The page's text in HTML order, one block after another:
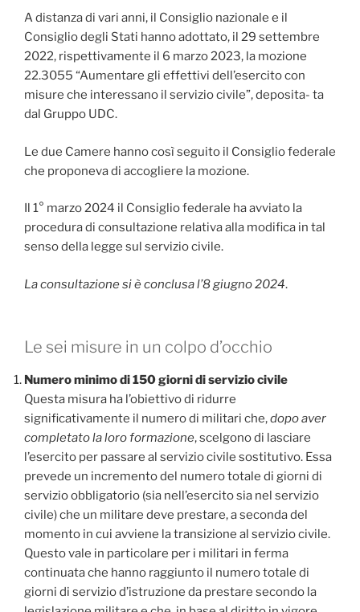
A distanza di vari anni, il Consiglio nazionale e il
Consiglio degli Stati hanno adottato, il 29 settembre
2022, rispettivamente il 6 marzo 2023, la mozione
22.3055 “Aumentare gli effettivi dell’esercito con
misure che interessano il servizio civile”, deposita- ta
dal Gruppo UDC.
Le due Camere hanno così seguito il Consiglio federale
che proponeva di accogliere la mozione.
Il 1° marzo 2024 il Consiglio federale ha avviato la
procedura di consultazione relativa alla modifica in tal
senso della legge sul servizio civile.
La consultazione si è conclusa l’8 giugno 2024.
Le sei misure in un colpo d’occhio
Numero minimo di 150 giorni di servizio civile
Questa misura ha l’obiettivo di ridurre
significativamente il numero di militari che,dopo aver
completato la loro formazione, scelgono di lasciare
l’esercito per passare al servizio civile sostitutivo. Essa
prevede un incremento del numero totale di giorni di
servizio obbligatorio (sia nell’esercito sia nel servizio
civile) che un militare deve prestare, a seconda del
momento in cui avviene la transizione al servizio civile.
Questo vale in particolare per i militari in ferma
continuata che hanno raggiunto il numero totale di
giorni di servizio d’istruzione da prestare secondo la